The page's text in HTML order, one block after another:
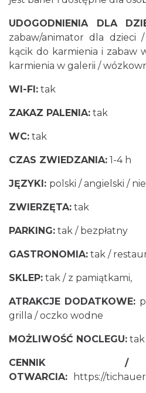
UDOGODNIENIA DLA
zabaw/animator dla dzieci
kącik do karmienia i zabaw
karmienia w galerii /
WI-FI: tak
ZAKAZ PALENIA: tak
WC: tak
CZAS ZWIEDZANIA: 1-4 h
JĘZYKI: polski / angielski /
ZWIERZĘTA: tak
PARKING: tak / bezpłatny
GASTRONOMIA: tak /
SKLEP: tak / z pamiątkami,
ATRAKCJE DODATKOWE:
grilla / oczko wodne
MOŻLIWOŚĆ NOCLEGU: tak
CENNIK /
OTWARCIA:
https://